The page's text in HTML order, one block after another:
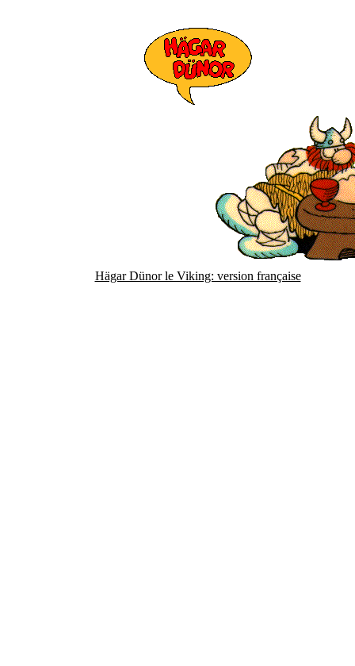
Hägar Dünor le Viking: version française